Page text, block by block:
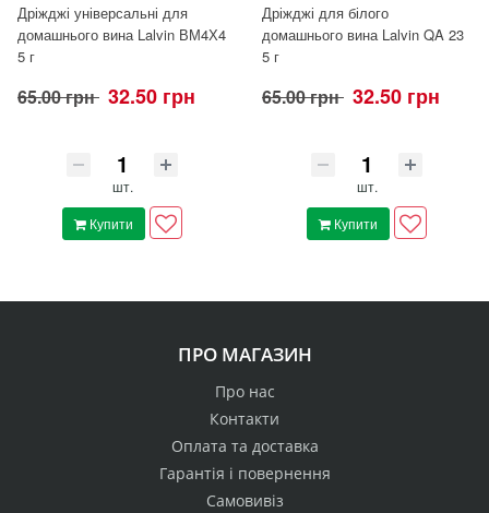
Дріжджі універсальні для
домашнього вина Lalvin ВМ4Х4
5 г
65.00 грн 32.50 грн
шт.
Купити
Дріжджі для білого
домашнього вина Lalvin QA 23
5 г
65.00 грн 32.50 грн
шт.
Купити
ПРО МАГАЗИН
Про нас
Контакти
Оплата та доставка
Гарантія і повернення
Самовивіз